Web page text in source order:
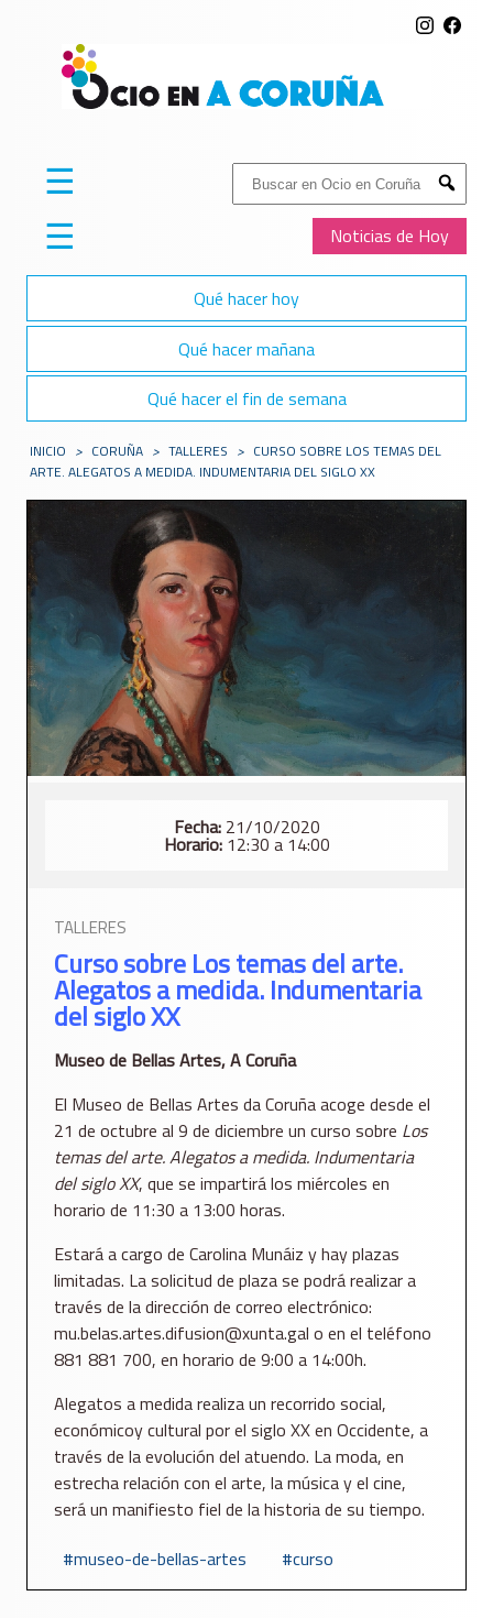
Buscar:
Submit
Noticias de Hoy
☰
☰
Qué hacer hoy
Qué hacer mañana
Qué hacer el fin de semana
INICIO > CORUÑA > TALLERES > CURSO SOBRE LOS TEMAS DEL
ARTE. ALEGATOS A MEDIDA. INDUMENTARIA DEL SIGLO XX
Fecha:21/10/2020
Horario:12:30 a 14:00
TALLERES
Curso sobre Los temas del arte.
Alegatos a medida. Indumentaria
del siglo XX
Museo de Bellas Artes, A Coruña
El Museo de Bellas Artes da Coruña acoge desde el
21 de octubre al 9 de diciembre un curso sobre Los
temas del arte. Alegatos a medida. Indumentaria
del siglo XX, que se impartirá los miércoles en
horario de 11:30 a 13:00 horas.
Estará a cargo de Carolina Munáiz y hay plazas
limitadas. La solicitud de plaza se podrá realizar a
través de la dirección de correo electrónico:
mu.belas.artes.difusion@xunta.gal o en el teléfono
881 881 700, en horario de 9:00 a 14:00h.
Alegatos a medida realiza un recorrido social,
económicoy cultural por el siglo XX en Occidente, a
través de la evolución del atuendo. La moda, en
estrecha relación con el arte, la música y el cine,
será un manifiesto fiel de la historia de su tiempo.
museo-de-bellas-artes
curso